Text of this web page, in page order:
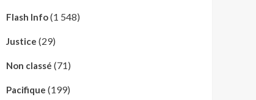
Flash Info(1 548)
Justice (29)
Non classé (71)
Pacifique (199)